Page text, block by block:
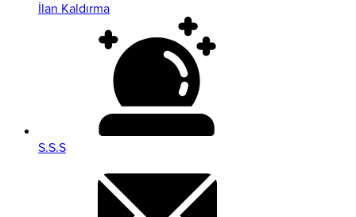
İlan Kaldırma
S.S.S